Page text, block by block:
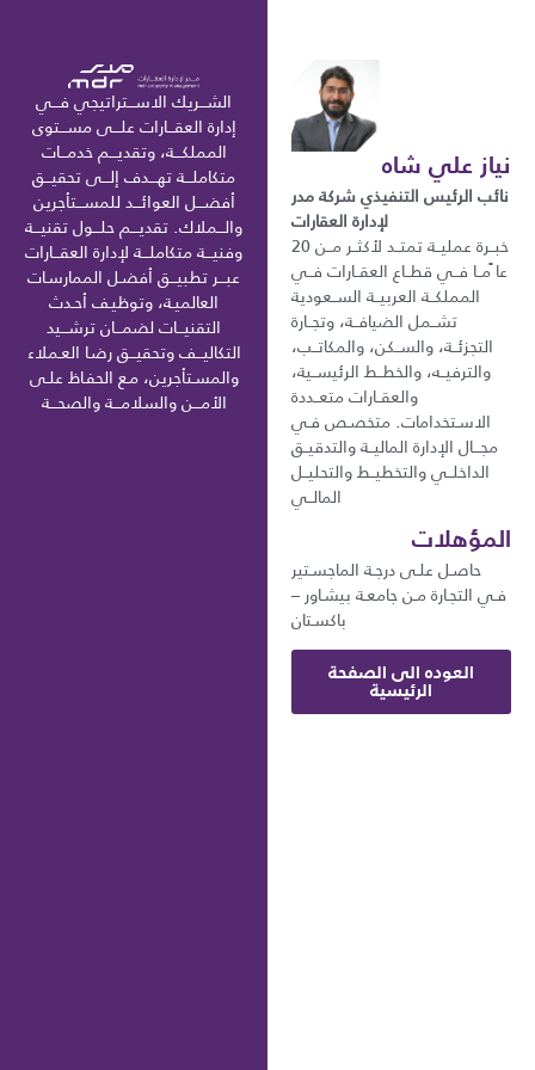
نياز علي شاه
نائب الرئيس التنفيذي شركة مدر
لإدارة العقارات
خبــرة عمليــة تمتــد لأكثــر مــن 20
عا ًمــا فــي قطــاع العقــارات فــي
المملكــة العربيــة الســعودية
تشــمل الضيافــة، وتجــارة
التجزئــة، والســكن، والمكاتــب،
والترفيــه، والخطــط الرئيســية،
والعقــارات متعــددة
الاسـتخدامات. متخصـص فـي
مجـــال الإدارة الماليــة والتدقيــق
الداخلــي والتخطيــط والتحليــل
المالــي
المؤهلات
حاصـل علـى درجـة الماجسـتير
فـي التجـارة مـن جامعـة بيشـاور –
باكسـتان
العوده الى الصفحة
الرئيسية
الشـــريك الاســـتراتيجي فـــي
إدارة العقـــارات علـــى مســـتوى
المملكـــة، وتقديـــم خدمـــات
متكاملـــة تهـــدف إلـــى تحقيـــق
أفضـــل العوائـــد للمســـتأجرين
والـــملاك. تقديـــم حلـــول تقنيـــة
وفنيـــة متكاملـــة لإدارة العقـــارات
عبـــر تطبيـــق أفضـل الممارسـات
العالميـة، وتوظيـف أحـدث
التقنيـــات لضمـــان ترشـــيد
التكاليـــف وتحقيـــق رضـا العـملاء
والمسـتأجرين، مـع الحفـاظ علـى
الأمـــن والسلامـــة والصحـــة